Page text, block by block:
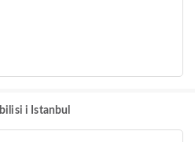
i Istanbul